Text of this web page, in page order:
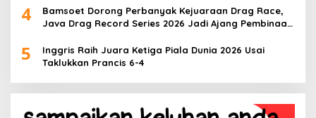
4
Bamsoet Dorong Perbanyak Kejuaraan Drag Race,
Java Drag Record Series 2026 Jadi Ajang Pembinaan
5
Inggris Raih Juara Ketiga Piala Dunia 2026 Usai
Taklukkan Prancis 6-4